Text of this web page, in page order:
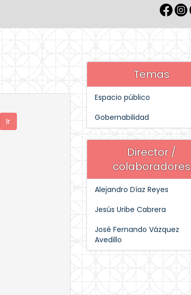
Temas
Espacio público
Gobernabilidad
Director /
colaboradores
Alejandro Díaz Reyes
Jesús Uribe Cabrera
José Fernando Vázquez
Avedillo